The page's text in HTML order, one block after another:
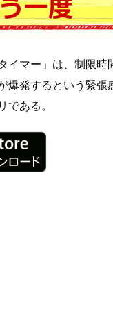
イマー」は、制限時
爆発するという緊張
である。